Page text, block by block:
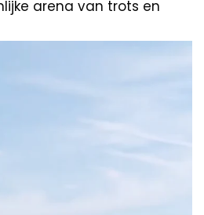
arena van trots en